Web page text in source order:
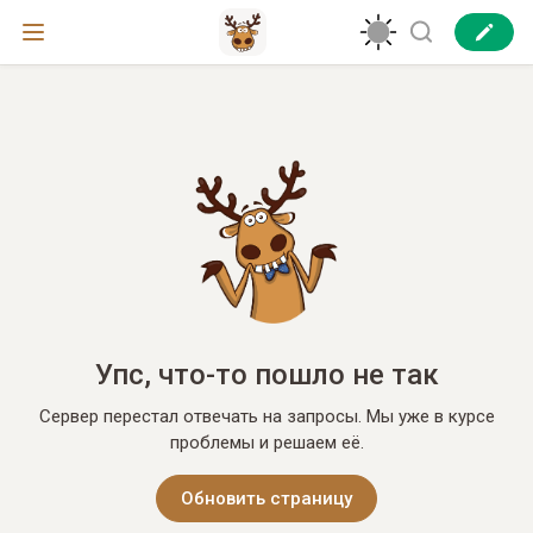
Упс, что-то пошло не так
Сервер перестал отвечать на запросы. Мы уже в курсе
проблемы и решаем её.
Обновить страницу